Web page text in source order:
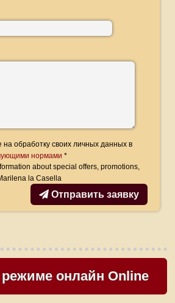
на обработку своих личных данных в
нормами *
about special offers, promotions,
la Casella
Отправить заявку
онлайн Online